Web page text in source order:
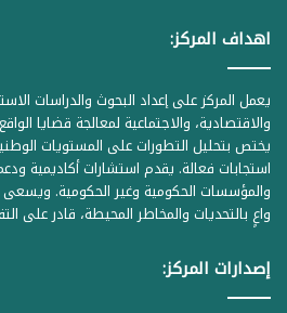
اهداف المركز:
يعمل المركز على إعداد البحوث والدراسات
والاقتصادية، والاجتماعية لمعالجة قضايا
يختص بتحليل التطورات على المستويات
استجابات فعالة. يقدم استشارات أكاديمية
والمؤسسات الحكومية وغير الحكومية. ويسعى
واعٍ بالتحديات والمخاطر المحيطة، قادر على
إصدارات المركز: